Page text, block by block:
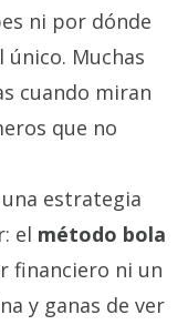
ni por dónde
único. Muchas
cuando miran
que no
estrategia
el método bola
financiero ni un
y ganas de ver